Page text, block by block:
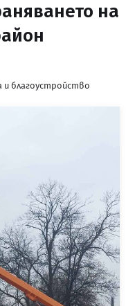
на
благоустройство